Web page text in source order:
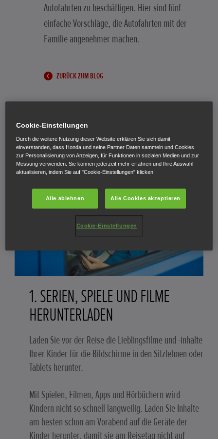
Autofahrten zu beschäftigen. Hier sind fünf
einfache Vorschläge, die Autofahrten mit der
Familie angenehmer machen.
ZURÜCK ZUM BLOG
1. SERIEN, SPIELE UND FILME
HERUNTERLADEN
Laden Sie vor der Reise die Lieblingsfilme und -inhalte
Ihrer Kinder für die Bildschirme in den Sitzlehnen oder
Tablets herunter.
Mit Spielen, Filmen, Apps und Hörbüchern wird
Kindern nicht so schnell langweilig. Laden Sie Inhalte
am besten schon am Vorabend auf die Geräte der
Kinder herunter, damit sie am Reisetag nicht auf
Cookie-Einstellungen
Durch die weitere Nutzung dieser Website erklären Sie sich damit
einverstanden, dass Honda und seine Partner Daten sammeln und Cookies
zur Personalisierung von Anzeigen, für Funktionen in sozialen Medien und zur
Messung verwenden. Sie können jederzeit mehr erfahren und Ihre Auswahl
aktualisieren, indem Sie auf "Cookie-Einstellungen" klicken.
Alle ablehnen Alle Cookies akzeptieren
Cookie-Einstellungen